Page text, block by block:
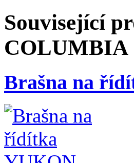
Související
COLUMBIA
Brašna na